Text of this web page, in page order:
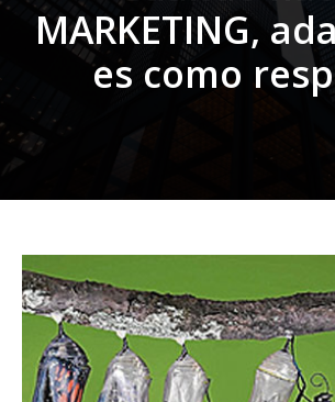
MARKETING,
es como